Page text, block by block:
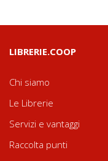
LIBRERIE.COOP
Chi siamo
Le Librerie
Servizi e vantaggi
Raccolta punti